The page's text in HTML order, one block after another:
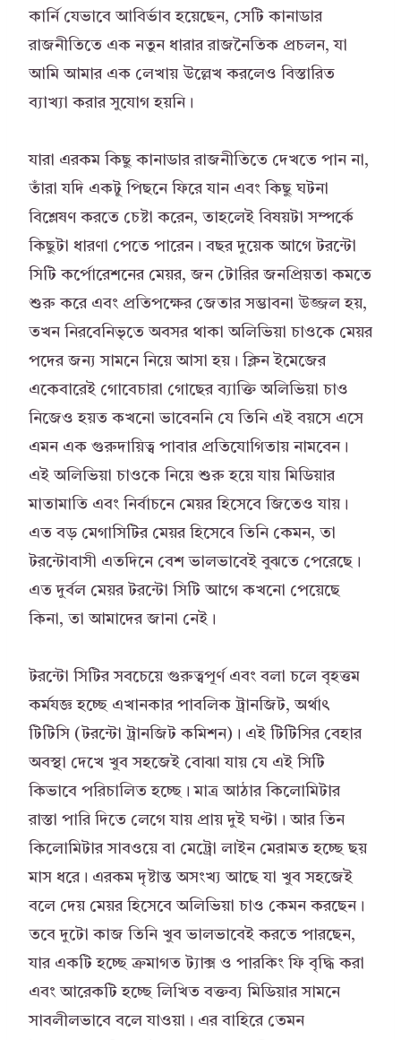
কার্নি যেভাবে আবির্ভাব হয়েছেন, সেটি কানাডার
রাজনীতিতে এক নতুন ধারার রাজনৈতিক প্রচলন, যা
আমি আমার এক লেখায় উল্লেখ করলেও বিস্তারিত
ব্যাখ্যা করার সুযোগ হয়নি।
যারা এরকম কিছু কানাডার রাজনীতিতে দেখতে পান না,
তাঁরা যদি একটু পিছনে ফিরে যান এবং কিছু ঘটনা
বিশ্লেষণ করতে চেষ্টা করেন, তাহলেই বিষয়টা সম্পর্কে
কিছুটা ধারণা পেতে পারেন। বছর দুয়েক আগে টরন্টো
সিটি কর্পোরেশনের মেয়র, জন টোরির জনপ্রিয়তা কমতে
শুরু করে এবং প্রতিপক্ষের জেতার সম্ভাবনা উজ্জল হয়,
তখন নিরবেনিভৃতে অবসর থাকা অলিভিয়া চাওকে মেয়র
পদের জন্য সামনে নিয়ে আসা হয়। ক্লিন ইমেজের
একেবারেই গোবেচারা গোছের ব্যাক্তি অলিভিয়া চাও
নিজেও হয়ত কখনো ভাবেননি যে তিনি এই বয়সে এসে
এমন এক গুরুদায়িত্ব পাবার প্রতিযোগিতায় নামবেন।
এই অলিভিয়া চাওকে নিয়ে শুরু হয়ে যায় মিডিয়ার
মাতামাতি এবং নির্বাচনে মেয়র হিসেবে জিতেও যায়।
এত বড় মেগাসিটির মেয়র হিসেবে তিনি কেমন, তা
টরন্টোবাসী এতদিনে বেশ ভালভাবেই বুঝতে পেরেছে।
এত দুর্বল মেয়র টরন্টো সিটি আগে কখনো পেয়েছে
কিনা, তা আমাদের জানা নেই।
টরন্টো সিটির সবচেয়ে গুরুত্বপূর্ণ এবং বলা চলে বৃহত্তম
কর্মযজ্ঞ হচ্ছে এখানকার পাবলিক ট্রানজিট, অর্থাৎ
টিটিসি (টরন্টো ট্রানজিট কমিশন)। এই টিটিসির বেহার
অবস্থা দেখে খুব সহজেই বোঝা যায় যে এই সিটি
কিভাবে পরিচালিত হচ্ছে। মাত্র আঠার কিলোমিটার
রাস্তা পারি দিতে লেগে যায় প্রায় দুই ঘণ্টা। আর তিন
কিলোমিটার সাবওয়ে বা মেট্রো লাইন মেরামত হচ্ছে ছয়
মাস ধরে। এরকম দৃষ্টান্ত অসংখ্য আছে যা খুব সহজেই
বলে দেয় মেয়র হিসেবে অলিভিয়া চাও কেমন করছেন।
তবে দুটো কাজ তিনি খুব ভালভাবেই করতে পারছেন,
যার একটি হচ্ছে ক্রমাগত ট্যাক্স ও পারকিং ফি বৃদ্ধি করা
এবং আরেকটি হচ্ছে লিখিত বক্তব্য মিডিয়ার সামনে
সাবলীলভাবে বলে যাওয়া। এর বাহিরে তেমন